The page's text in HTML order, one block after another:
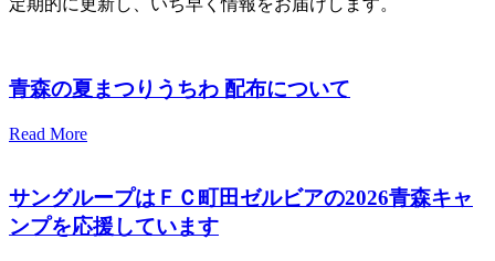
定期的に更新し、いち早く情報をお届けします。
青森の夏まつりうちわ 配布について
Read More
サングループはＦＣ町田ゼルビアの2026青森キャ
ンプを応援しています